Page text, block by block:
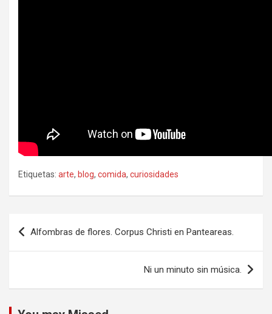
Etiquetas: arte, blog, comida, curiosidades
Navegación
de
Alfombras de flores. Corpus Christi en Panteareas.
Ni un minuto sin música.